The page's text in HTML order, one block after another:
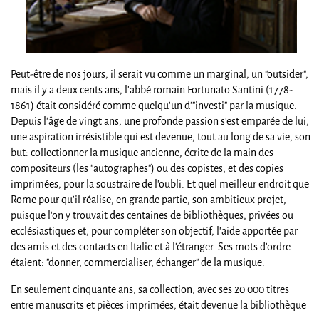
Peut-être de nos jours, il serait vu comme un marginal, un "outsider",
mais il y a deux cents ans, l'abbé romain Fortunato Santini (1778-
1861) était considéré comme quelqu'un d'"investi" par la musique.
Depuis l'âge de vingt ans, une profonde passion s'est emparée de lui,
une aspiration irrésistible qui est devenue, tout au long de sa vie, son
but: collectionner la musique ancienne, écrite de la main des
compositeurs (les "autographes") ou des copistes, et des copies
imprimées, pour la soustraire de l'oubli. Et quel meilleur endroit que
Rome pour qu'il réalise, en grande partie, son ambitieux projet,
puisque l'on y trouvait des centaines de bibliothèques, privées ou
ecclésiastiques et, pour compléter son objectif, l'aide apportée par
des amis et des contacts en Italie et à l'étranger. Ses mots d'ordre
étaient: "donner, commercialiser, échanger" de la musique.
En seulement cinquante ans, sa collection, avec ses 20 000 titres
entre manuscrits et pièces imprimées, était devenue la bibliothèque